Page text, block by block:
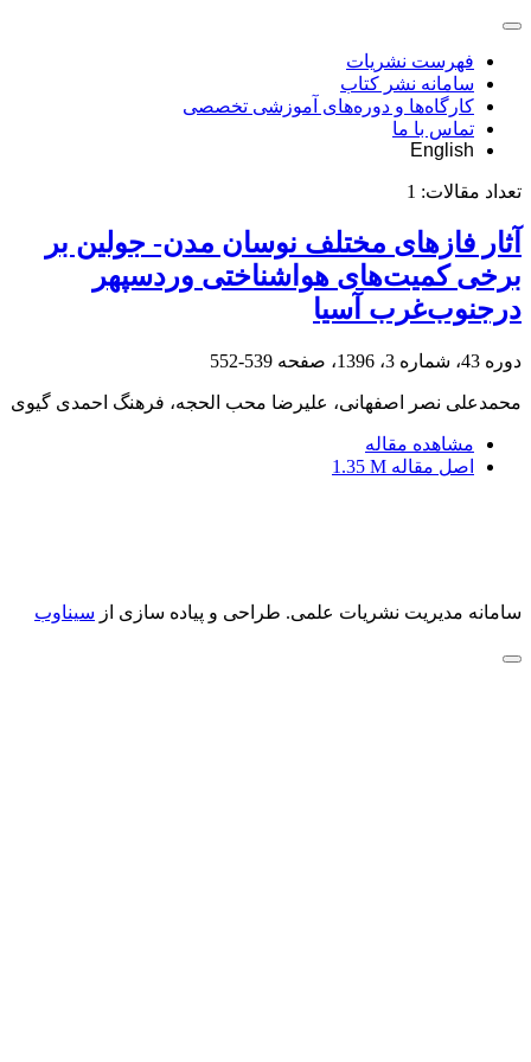
فهرست نشریات
سامانه نشر کتاب
کارگاه‌ها و دوره‌های آموزشی تخصصی
تماس با ما
English
تعداد مقالات: 1
آثار فازهای مختلف نوسان مدن- جولین بر
برخی کمیت‌های هواشناختی وردسپهر
درجنوب‌غرب آسیا
دوره 43، شماره 3، 1396، صفحه 539-552
محمدعلی نصر اصفهانی، علیرضا محب الحجه، فرهنگ احمدی گیوی
مشاهده مقاله
اصل مقاله 1.35 M
سامانه مدیریت نشریات علمی. طراحی و پیاده سازی از سیناوب